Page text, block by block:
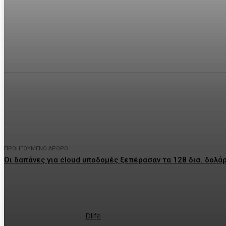
ΠΡΟΗΓΟΎΜΕΝΟ ΆΡΘΡΟ
Οι δαπάνες για cloud υποδομές ξεπέρασαν τα 128 δισ.
Dlife